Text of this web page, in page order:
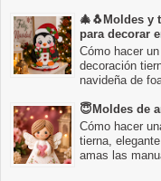
🎄🐧Moldes y
para decorar
Cómo hacer
decoración
navideña de
😇Moldes de
Cómo hacer
tierna,
amas las